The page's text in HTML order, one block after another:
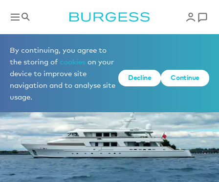
By continuing, you agree to
the storing of cookies on your
device to improve site
navigation and to analyse site
usage.
Decline Continue
Vendre un yacht